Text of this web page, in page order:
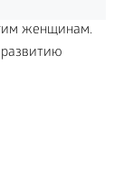
женщинам.